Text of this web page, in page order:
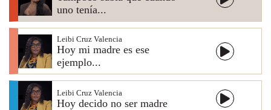
uno tenía...
Leibi Cruz Valencia
Hoy mi madre es ese
ejemplo...
Leibi Cruz Valencia
Hoy decido no ser madre